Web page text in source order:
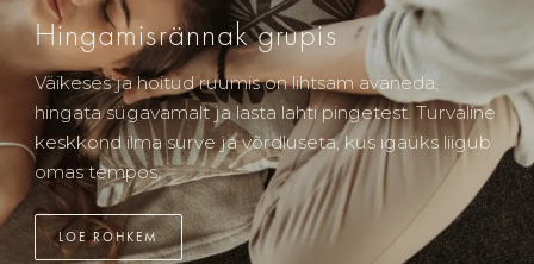
Hingamisrännak grupis
Väikeses ja hoitud ruumis on lihtsam avaneda,
hingata sügavamalt ja lasta lahti pingetest. Turvaline
keskkond ilma surve ja võrdluseta, kus igaüks liigub
omas tempos.
LOE ROHKEM